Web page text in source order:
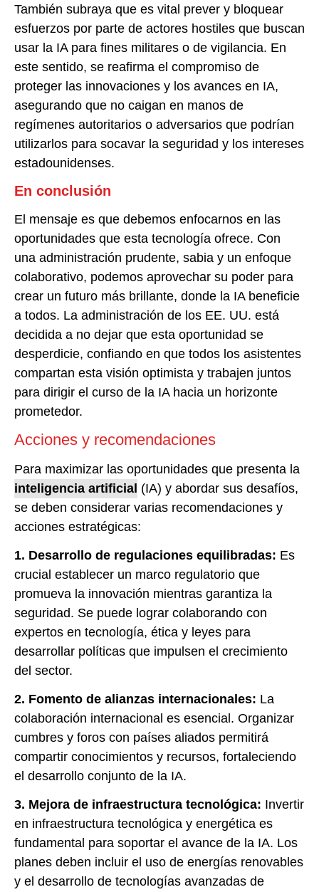
También subraya que es vital prever y bloquear
esfuerzos por parte de actores hostiles que buscan
usar la IA para fines militares o de vigilancia. En
este sentido, se reafirma el compromiso de
proteger las innovaciones y los avances en IA,
asegurando que no caigan en manos de
regímenes autoritarios o adversarios que podrían
utilizarlos para socavar la seguridad y los intereses
estadounidenses.
En conclusión
El mensaje es que debemos enfocarnos en las
oportunidades que esta tecnología ofrece. Con
una administración prudente, sabia y un enfoque
colaborativo, podemos aprovechar su poder para
crear un futuro más brillante, donde la IA beneficie
a todos. La administración de los EE. UU. está
decidida a no dejar que esta oportunidad se
desperdicie, confiando en que todos los asistentes
compartan esta visión optimista y trabajen juntos
para dirigir el curso de la IA hacia un horizonte
prometedor.
Acciones y recomendaciones
Para maximizar las oportunidades que presenta la
inteligencia artificial (IA) y abordar sus desafíos,
se deben considerar varias recomendaciones y
acciones estratégicas:
1. Desarrollo de regulaciones equilibradas: Es
crucial establecer un marco regulatorio que
promueva la innovación mientras garantiza la
seguridad. Se puede lograr colaborando con
expertos en tecnología, ética y leyes para
desarrollar políticas que impulsen el crecimiento
del sector.
2. Fomento de alianzas internacionales: La
colaboración internacional es esencial. Organizar
cumbres y foros con países aliados permitirá
compartir conocimientos y recursos, fortaleciendo
el desarrollo conjunto de la IA.
3. Mejora de infraestructura tecnológica: Invertir
en infraestructura tecnológica y energética es
fundamental para soportar el avance de la IA. Los
planes deben incluir el uso de energías renovables
y el desarrollo de tecnologías avanzadas de